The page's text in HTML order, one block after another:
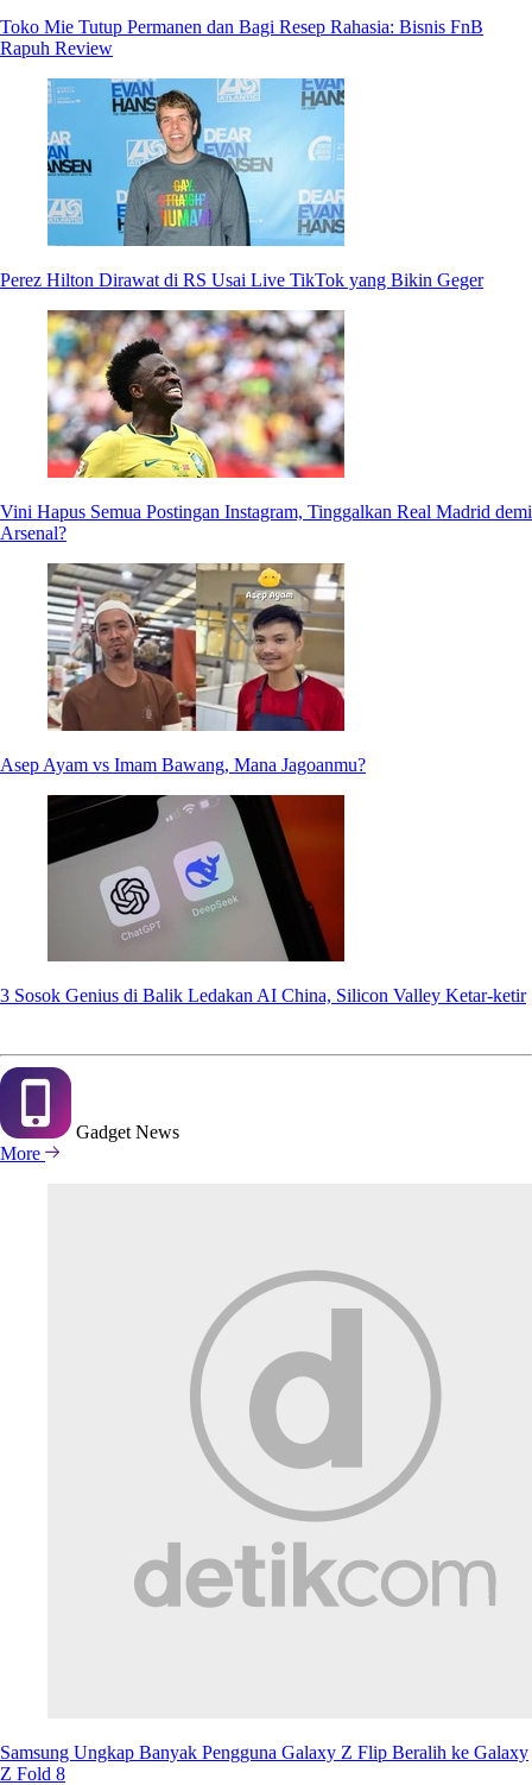
Toko Mie Tutup Permanen dan Bagi Resep Rahasia: Bisnis FnB
Rapuh Review
Perez Hilton Dirawat di RS Usai Live TikTok yang Bikin Geger
Vini Hapus Semua Postingan Instagram, Tinggalkan Real Madrid demi
Arsenal?
Asep Ayam vs Imam Bawang, Mana Jagoanmu?
3 Sosok Genius di Balik Ledakan AI China, Silicon Valley Ketar-ketir
Gadget News
More
Samsung Ungkap Banyak Pengguna Galaxy Z Flip Beralih ke Galaxy
Z Fold 8